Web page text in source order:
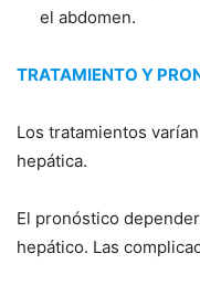
el abdomen.
TRATAMIENTO Y
Los tratamientos
hepática.
El pronóstico
hepático. Las